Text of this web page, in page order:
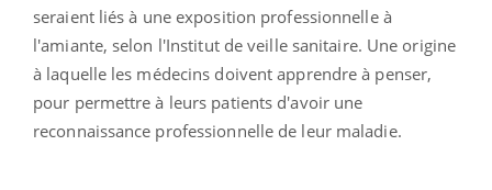
seraient liés à une exposition professionnelle à
l'amiante, selon l'Institut de veille sanitaire. Une origine
à laquelle les médecins doivent apprendre à penser,
pour permettre à leurs patients d'avoir une
reconnaissance professionnelle de leur maladie.